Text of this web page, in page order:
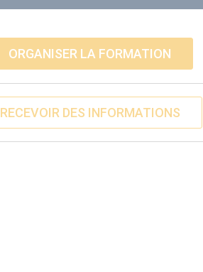
ORGANISER LA FORMATION
RECEVOIR DES INFORMATIONS